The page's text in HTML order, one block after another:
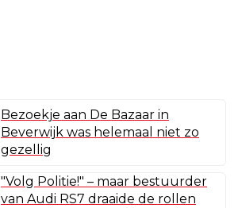
Bezoekje aan De Bazaar in
Beverwijk was helemaal niet zo
gezellig
"Volg Politie!" – maar bestuurder
van Audi RS7 draaide de rollen